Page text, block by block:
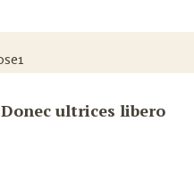
Donec ultrices libero